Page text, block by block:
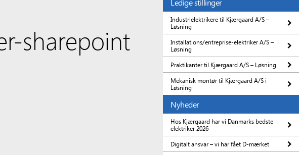
sharepoint
Ledige stillinger
Industrielektrikere til Kjærgaard A/S –
Løsning
Installations/entreprise-elektriker A/S –
Løsning
Praktikanter til Kjærgaard A/S – Løsning
Mekanisk montør til Kjærgaard A/S i
Løsning
Nyheder
Hos Kjærgaard har vi Danmarks bedste
elektriker 2026
Digitalt ansvar – vi har fået D-mærket